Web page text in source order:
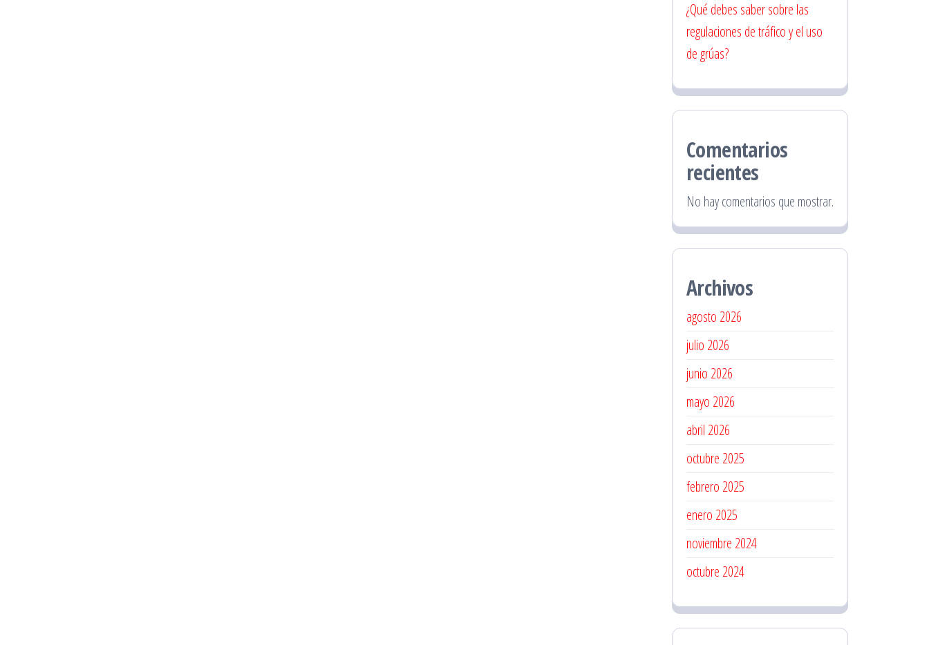
¿Qué debes saber sobre las
regulaciones de tráfico y el uso
de grúas?
Comentarios
recientes
No hay comentarios que mostrar.
Archivos
agosto 2026
julio 2026
junio 2026
mayo 2026
abril 2026
octubre 2025
febrero 2025
enero 2025
noviembre 2024
octubre 2024